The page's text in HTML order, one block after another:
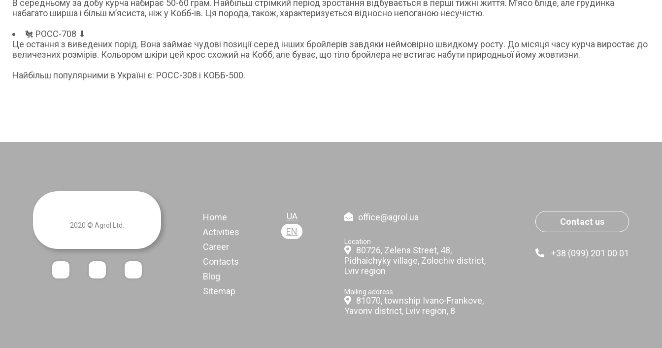
В середньому за добу курча набирає 50-60 грам. Найбільш стрімкий період зростання відбувається в перші тижні життя. М’ясо бліде, але грудинка
набагато ширша і більш м’ясиста, ніж у Кобб-ів. Ця порода, також, характеризується відносно непоганою несучістю.
🐔 РОСС-708 ⬇
Це остання з виведених порід. Вона займає чудові позиції серед інших бройлерів завдяки неймовірно швидкому росту. До місяця часу курча виростає до
величезних розмірів. Кольором шкіри цей крос схожий на Кобб, але буває, що тіло бройлера не встигає набути природньої йому жовтизни.
Найбільш популярними в Україні є: РОСС-308 і КОББ-500.
2020 © Agrol Ltd.
Home
Activities
Career
Contacts
Blog
Sitemap
UA
EN
office@agrol.ua
Location
80726, Zelena Street, 48,
Pidhaichyky village, Zolochiv district,
Lviv region
Mailing address
81070, township Ivano-Frankove,
Yavoriv district, Lviv region, 8
Contact us
+38 (099) 201 00 01